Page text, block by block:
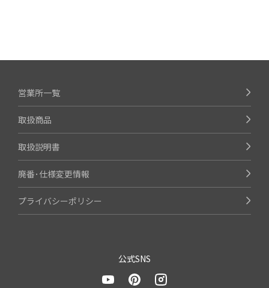
営業所一覧
取扱商品
取扱説明書
廃番･仕様変更情報
プライバシーポリシー
公式SNS